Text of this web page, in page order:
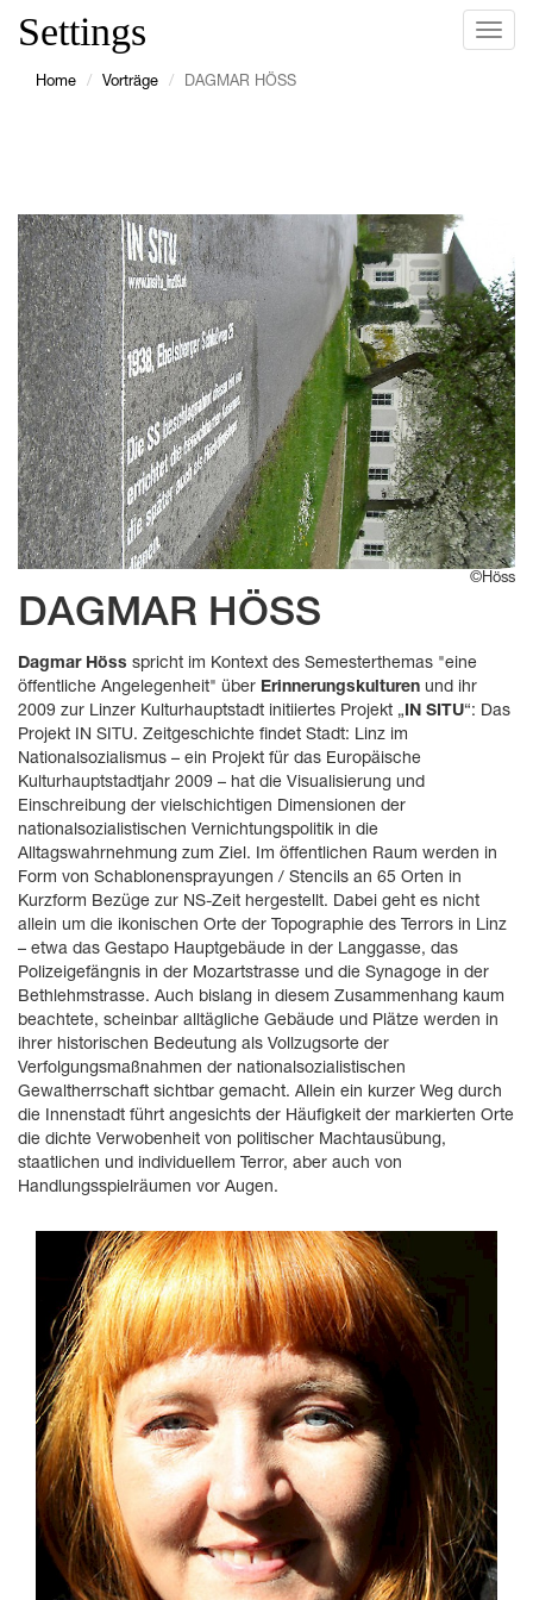
Settings
Home Vorträge DAGMAR HÖSS
©Höss
DAGMAR HÖSS
Dagmar Höss spricht im Kontext des Semesterthemas "eine
öffentliche Angelegenheit" über Erinnerungskulturen und ihr
2009 zur Linzer Kulturhauptstadt initiiertes Projekt „IN SITU“: Das
Projekt IN SITU. Zeitgeschichte findet Stadt: Linz im
Nationalsozialismus – ein Projekt für das Europäische
Kulturhauptstadtjahr 2009 – hat die Visualisierung und
Einschreibung der vielschichtigen Dimensionen der
nationalsozialistischen Vernichtungspolitik in die
Alltagswahrnehmung zum Ziel. Im öffentlichen Raum werden in
Form von Schablonensprayungen / Stencils an 65 Orten in
Kurzform Bezüge zur NS-Zeit hergestellt. Dabei geht es nicht
allein um die ikonischen Orte der Topographie des Terrors in Linz
– etwa das Gestapo Hauptgebäude in der Langgasse, das
Polizeigefängnis in der Mozartstrasse und die Synagoge in der
Bethlehmstrasse. Auch bislang in diesem Zusammenhang kaum
beachtete, scheinbar alltägliche Gebäude und Plätze werden in
ihrer historischen Bedeutung als Vollzugsorte der
Verfolgungsmaßnahmen der nationalsozialistischen
Gewaltherrschaft sichtbar gemacht. Allein ein kurzer Weg durch
die Innenstadt führt angesichts der Häufigkeit der markierten Orte
die dichte Verwobenheit von politischer Machtausübung,
staatlichen und individuellem Terror, aber auch von
Handlungsspielräumen vor Augen.